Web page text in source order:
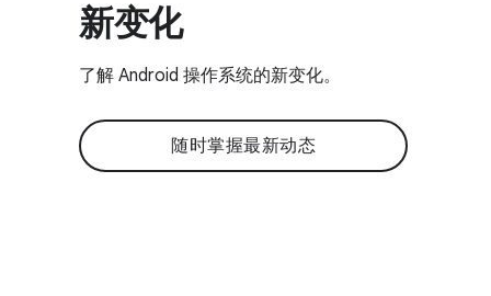
新变化
了解 Android 操作系统的新变化。
随时掌握最新动态